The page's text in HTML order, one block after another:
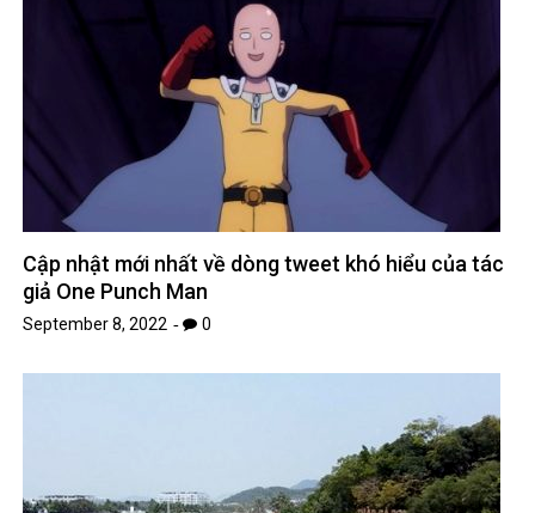
Cập nhật mới nhất về dòng tweet khó hiểu của tác
giả One Punch Man
September 8, 2022 0